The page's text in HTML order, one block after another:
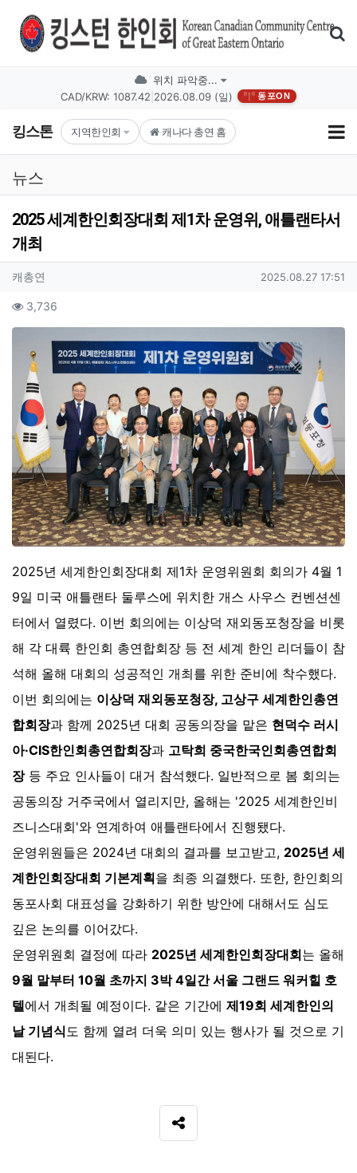
위치 파악중...
CAD/KRW: 1087.42 2026.08.09 (일) 동포ON
킹스톤 지역한인회 캐나다 총연 홈
뉴스
2025 세계한인회장대회 제1차 운영위, 애틀랜타서
개최
작성자 정보
캐총연 작성일
2025.08.27 17:51
컨텐츠 정보
3,736
2025년 세계한인회장대회 제1차 운영위원회 회의가 4월 1
9일 미국 애틀랜타 둘루스에 위치한 개스 사우스 컨벤션센
터에서 열렸다. 이번 회의에는 이상덕 재외동포청장을 비롯
해 각 대륙 한인회 총연합회장 등 전 세계 한인 리더들이 참
석해 올해 대회의 성공적인 개최를 위한 준비에 착수했다.
이번 회의에는 이상덕 재외동포청장, 고상구 세계한인총연
합회장과 함께 2025년 대회 공동의장을 맡은 현덕수 러시
아·CIS한인회총연합회장과 고탁희 중국한국인회총연합회
장등 주요 인사들이 대거 참석했다. 일반적으로 봄 회의는
공동의장 거주국에서 열리지만, 올해는 '2025 세계한인비
즈니스대회'와 연계하여 애틀랜타에서 진행됐다.
운영위원들은 2024년 대회의 결과를 보고받고, 2025년 세
계한인회장대회 기본계획을 최종 의결했다. 또한, 한인회의
동포사회 대표성을 강화하기 위한 방안에 대해서도 심도
깊은 논의를 이어갔다.
운영위원회 결정에 따라 2025년 세계한인회장대회는 올해
9월 말부터 10월 초까지 3박 4일간 서울 그랜드 워커힐 호
텔에서 개최될 예정이다. 같은 기간에 제19회 세계한인의
날 기념식도 함께 열려 더욱 의미 있는 행사가 될 것으로 기
대된다.
SNS 공유